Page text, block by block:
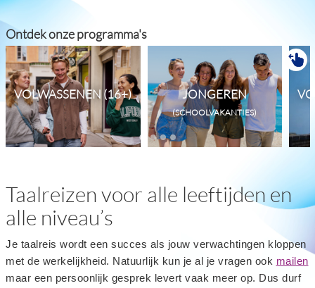
Ontdek onze programma's
VOLWASSENEN (16+) JONGEREN
(SCHOOLVAKANTIES)
Taalreizen voor alle leeftijden en
alle niveau’s
Je taalreis wordt een succes als jouw verwachtingen kloppen
met de werkelijkheid. Natuurlijk kun je al je vragen ook mailen
maar een persoonlijk gesprek levert vaak meer op. Dus durf